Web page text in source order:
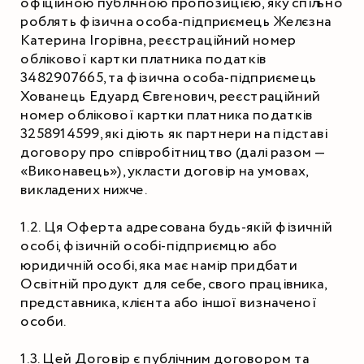
роблять фізична особа-підприємець Желєзна
Катерина Ігорівна, реєстраційний номер
облікової картки платника податків
3482907665, та фізична особа-підприємець
Хованець Едуард Євгенович, реєстраційний
номер облікової картки платника податків
3258914599, які діють як партнери на підставі
договору про співробітництво (далі разом —
«Виконавець»), укласти договір на умовах,
викладених нижче.
1.2. Ця Оферта адресована будь-якій фізичній
особі, фізичній особі-підприємцю або
юридичній особі, яка має намір придбати
Освітній продукт для себе, свого працівника,
представника, клієнта або іншої визначеної
особи.
1.3. Цей Договір є публічним договором та